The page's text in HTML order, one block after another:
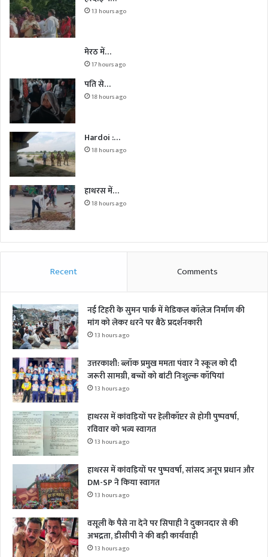
13 hours ago
मेरठ में…
17 hours ago
पति से…
18 hours ago
Hardoi :…
18 hours ago
हाथरस में…
18 hours ago
Recent Comments
नई टिहरी के सुमन पार्क में मेडिकल कॉलेज निर्माण की
मांग को लेकर धरने पर बैठे प्रदर्शनकारी
13 hours ago
उत्तरकाशी: ब्लॉक प्रमुख ममता पंवार ने स्कूल को दी
जरूरी सामग्री, बच्चों को बांटी निःशुल्क कॉपियां
13 hours ago
हाथरस में कांवड़ियों पर हेलीकॉप्टर से होगी पुष्पवर्षा,
रविवार को भव्य स्वागत
13 hours ago
हाथरस में कांवड़ियों पर पुष्पवर्षा, सांसद अनूप प्रधान और
DM-SP ने किया स्वागत
13 hours ago
वसूली के पैसे ना देने पर सिपाही ने दुकानदार से की
अभद्रता, डीसीपी ने की बड़ी कार्यवाही
13 hours ago